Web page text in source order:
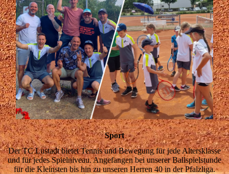
Sport
Der TC Lustadt bietet Tennis und Bewegung für jede Altersklasse
und für jedes Spielniveau. Angefangen bei unserer Ballspielstunde
für die Kleinsten bis hin zu unseren Herren 40 in der Pfalzliga.